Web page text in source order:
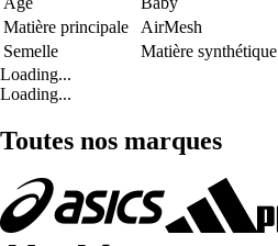
Matière principale
AirMesh
Semelle
Matière synthétique
Loading...
Loading...
Toutes nos marques